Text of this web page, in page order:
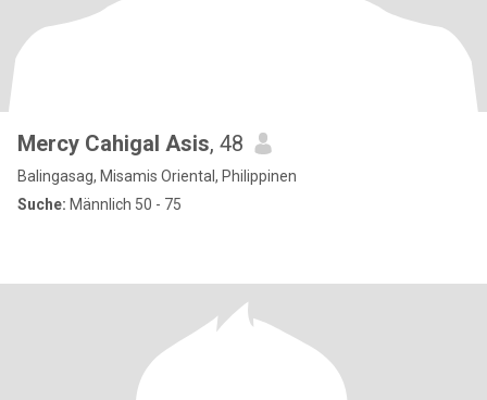
Mercy Cahigal Asis, 48
Balingasag, Misamis Oriental, Philippinen
Suche: Männlich 50 - 75